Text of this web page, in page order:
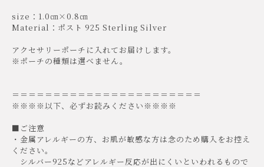
size：1.0㎝×0.8㎝
Material：ポスト 925 Sterling Silver
アクセサリーポーチに入れてお届けします。
※ポーチの種類は選べません。
＝＝＝＝＝＝＝＝＝＝＝＝＝＝＝＝＝＝＝＝＝＝＝
※※※※以下、必ずお読みください※※※※
■ご注意
・金属アレルギーの方、お肌が敏感な方は念のため購入をお控え
ください。
シルバー925などアレルギー反応が出にくいといわれるもので